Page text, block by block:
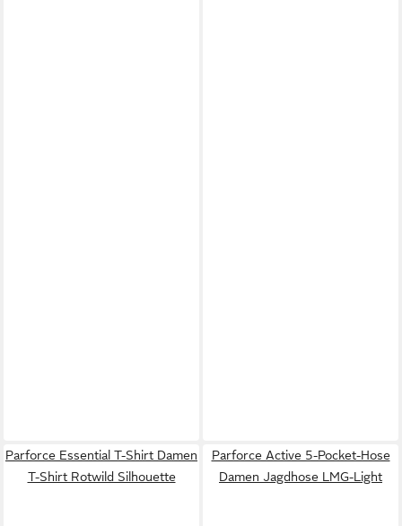
Parforce Essential T-Shirt Damen
T-Shirt Rotwild Silhouette
Parforce Active 5-Pocket-Hose
Damen Jagdhose LMG-Light